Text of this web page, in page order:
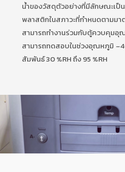
น้ำของวัสดุตัวอย่างที่มีลักษณะเ
พลาสติกในสภาวะที่กำหนดตาม
สามารถทำงานร่วมกับตู้ควบคุมอุ
สามารถทดสอบในช่วงอุณหภูมิ
สัมพันธ์ 30 %RH ถึง 95 %RH